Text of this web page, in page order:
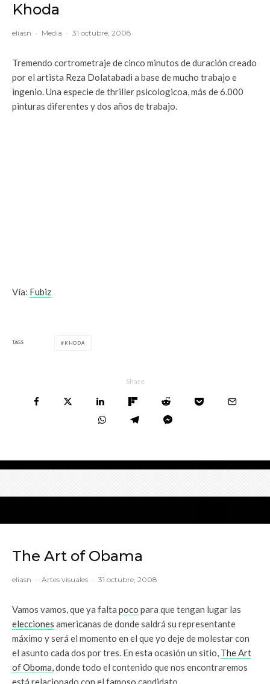
Khoda
eliasn · Media · 31 octubre, 2008
Tremendo cortrometraje de cinco minutos de duración creado
por el artista Reza Dolatabadi a base de mucho trabajo e
ingenio. Una especie de thriller psicologicoa, más de 6.000
pinturas diferentes y dos años de trabajo.
Vía: Fubiz
TAGS KHODA
Share
The Art of Obama
eliasn · Artes visuales · 31 octubre, 2008
Vamos vamos, que ya falta poco para que tengan lugar las
elecciones americanas de donde saldrá su representante
máximo y será el momento en el que yo deje de molestar con
el asunto cada dos por tres. En esta ocasión un sitio, The Art
of Oboma , donde todo el contenido que nos encontraremos
está relacionado con el famoso candidato.